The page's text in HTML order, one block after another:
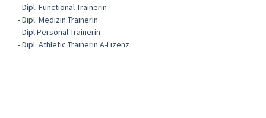
- Dipl. Functional Trainerin
- Dipl. Medizin Trainerin
- Dipl Personal Trainerin
- Dipl. Athletic Trainerin A-Lizenz